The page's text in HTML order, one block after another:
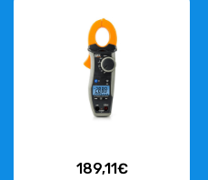
189,11€